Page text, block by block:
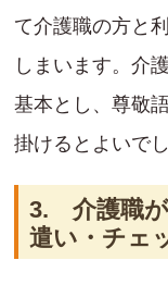
て介護職の方と
しまいます。介
基本とし、尊敬
掛けるとよいでし
3. 介護職が
遣い・チェ